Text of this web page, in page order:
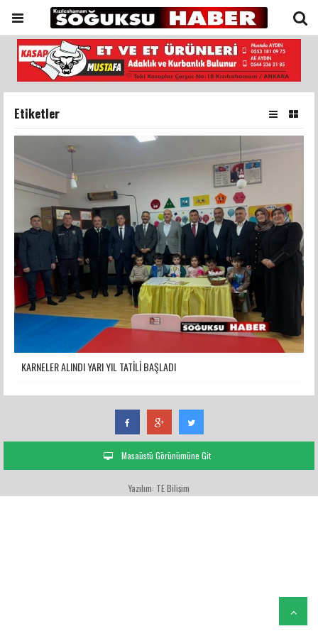
Etiketler
KARNELER ALINDI YARI YIL TATİLİ BAŞLADI
Masaüstü Görünümüne Git
Yazılım: TE Bilişim